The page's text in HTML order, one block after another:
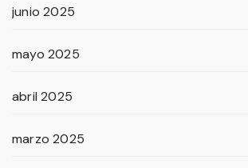
junio 2025
mayo 2025
abril 2025
marzo 2025